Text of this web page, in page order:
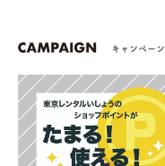
キャンペーン